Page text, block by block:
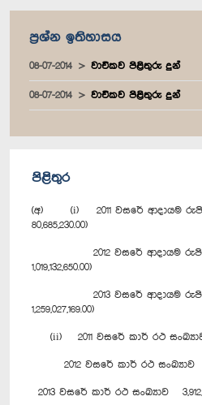
ප්‍රශ්න ඉතිහාසය
08-07-2014 වාචිකව පිළිතුරු දුන්
08-07-2014 වාචිකව පිළිතුරු දුන්
පිළිතුර
(අ) (i) 2011 වසරේ ආදායම
80,685,230.00)
2012 වසරේ ආදායම රුපියල්
1,019,132,650.00)
2013 වසරේ ආදායම රුපියල්
1,259,027,169.00)
(ii) 2011 වසරේ කාර් රථ
2012 වසරේ කාර් රථ සංඛ්‍යාව
2013 වසරේ කාර් රථ සංඛ්‍යාව